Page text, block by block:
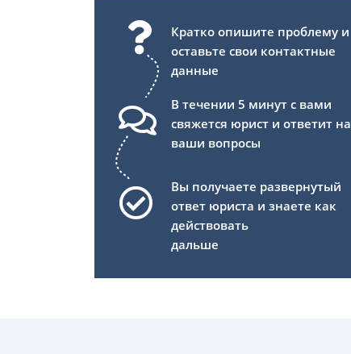
Кратко опишите проблему и
оставьте свои контактные
данные
В течении 5 минут с вами
свяжется юрист и ответит на
ваши вопросы
Вы получаете развернутый
ответ юриста и знаете как
действовать
дальше